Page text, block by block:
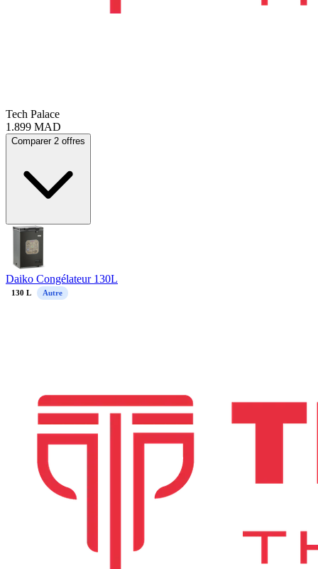
Tech Palace
1.899 MAD
Comparer 2 offres
Daiko Congélateur 130L
130 L Autre